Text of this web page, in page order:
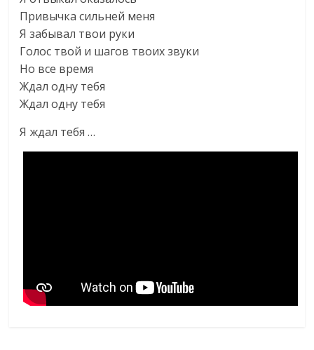
Привычка сильней меня
Я забывал твои руки
Голос твой и шагов твоих звуки
Но все время
Ждал одну тебя
Ждал одну тебя
Я ждал тебя …